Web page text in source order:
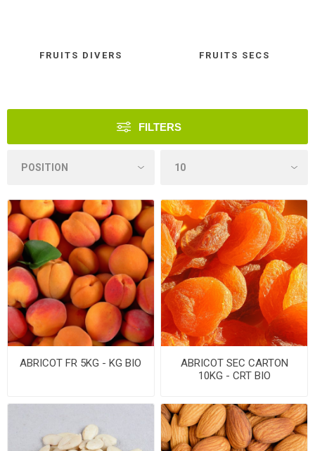
FRUITS DIVERS FRUITS SECS
FILTERS
ABRICOT FR 5KG - KG BIO
ABRICOT SEC CARTON
10KG - CRT BIO